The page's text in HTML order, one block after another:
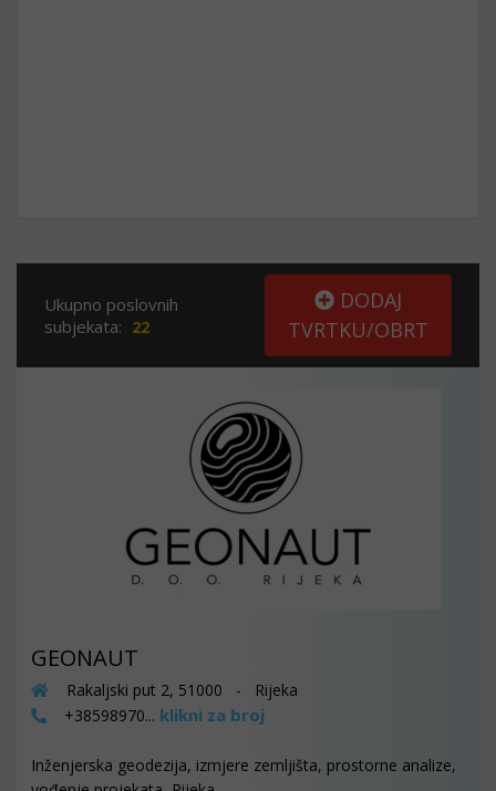
Ukupno poslovnih
subjekata: 22
DODAJ
TVRTKU/OBRT
GEONAUT
Rakaljski put 2, 51000 - Rijeka
+38598970... klikni za broj
Inženjerska geodezija, izmjere zemljišta, prostorne analize,